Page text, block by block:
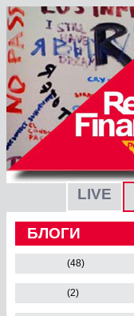
LIVE
БЛОГИ
(48)
(2)